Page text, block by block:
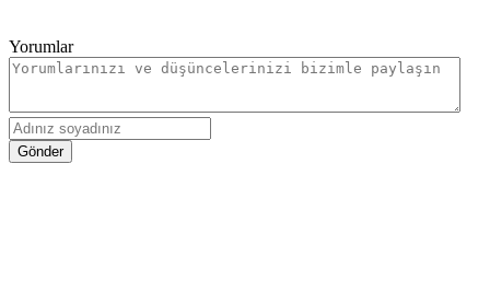
Yorumlar
Gönder